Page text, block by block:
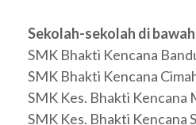
Sekolah-sekolah di
SMK Bhakti Kencana
SMK Bhakti Kencana
SMK Kes. Bhakti Kencana
SMK Kes. Bhakti Kencana